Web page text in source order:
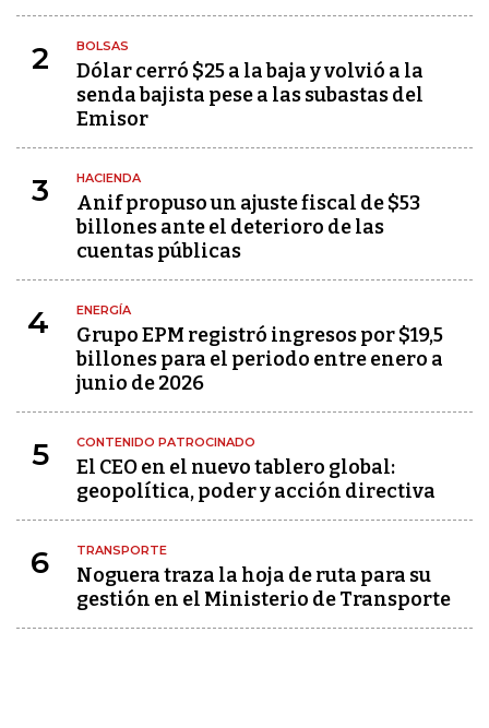
2 BOLSAS
Dólar cerró $25 a la baja y volvió a la
senda bajista pese a las subastas del
Emisor
3 HACIENDA
Anif propuso un ajuste fiscal de $53
billones ante el deterioro de las
cuentas públicas
4 ENERGÍA
Grupo EPM registró ingresos por $19,5
billones para el periodo entre enero a
junio de 2026
5 CONTENIDO PATROCINADO
El CEO en el nuevo tablero global:
geopolítica, poder y acción directiva
6 TRANSPORTE
Noguera traza la hoja de ruta para su
gestión en el Ministerio de Transporte